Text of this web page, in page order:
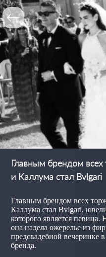
Главным брендом
и Каллума стал Bvlgari
Главным брендом всех
Каллума стал Bvlgari,
которого является
она надела ожерелье из
предсвадебной
бренда.